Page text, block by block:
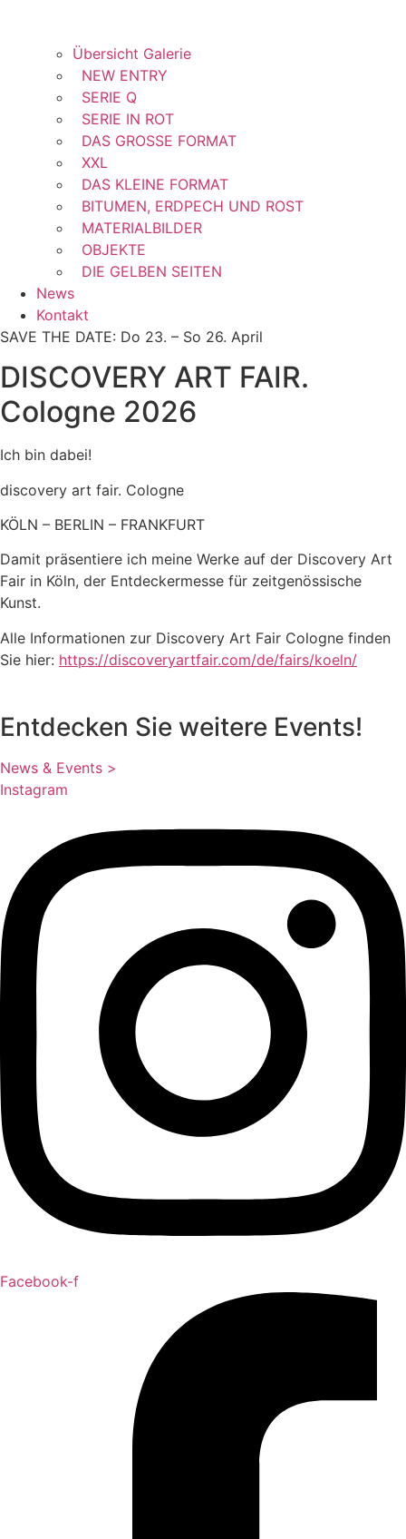
Übersicht Galerie
NEW ENTRY
SERIE Q
SERIE IN ROT
DAS GROSSE FORMAT
XXL
DAS KLEINE FORMAT
BITUMEN, ERDPECH UND ROST
MATERIALBILDER
OBJEKTE
DIE GELBEN SEITEN
News
Kontakt
SAVE THE DATE: Do 23. – So 26. April
DISCOVERY ART FAIR.
Cologne 2026
Ich bin dabei!
discovery art fair. Cologne
KÖLN – BERLIN – FRANKFURT
Damit präsentiere ich meine Werke auf der Discovery Art
Fair in Köln, der Entdeckermesse für zeitgenössische
Kunst.
Alle Informationen zur Discovery Art Fair Cologne finden
Sie hier: https://discoveryartfair.com/de/fairs/koeln/
Entdecken Sie weitere Events!
News & Events >
Instagram
Facebook-f